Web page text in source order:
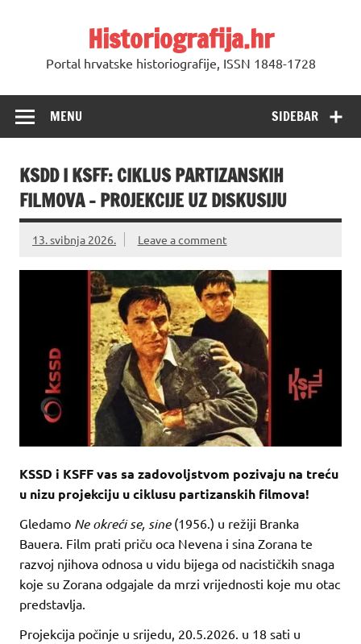
Historiografija.hr
Portal hrvatske historiografije, ISSN 1848-1728
SIDEBAR
MENU
KSDD I KSFF: CIKLUS PARTIZANSKIH
FILMOVA – PROJEKCIJE UZ DISKUSIJU
13. svibnja 2026. Leave a comment
KSSD i KSFF vas sa zadovoljstvom pozivaju na treću
u nizu projekciju u ciklusu partizanskih filmova!
Gledamo Ne okreći se, sine(1956.) u režiji Branka
Bauera. Film prati priču oca Nevena i sina Zorana te
razvoj njihova odnosa u vidu bijega od nacističkih snaga
koje su Zorana odgajale da mrzi vrijednosti koje mu otac
predstavlja.
Projekcija počinje u srijedu, 20.5.2026. u 18 sati u